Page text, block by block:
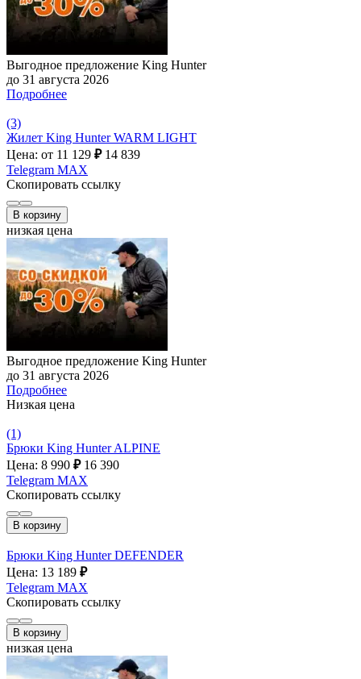
Выгодное предложение King Hunter
до 31 августа 2026
Подробнее
(3)
Жилет King Hunter WARM LIGHT
Цена: от 11 129 ₽ 14 839
Telegram MAX
Скопировать ссылку
В корзину
низкая цена
Выгодное предложение King Hunter
до 31 августа 2026
Подробнее
Низкая цена
(1)
Брюки King Hunter ALPINE
Цена: 8 990 ₽ 16 390
Telegram MAX
Скопировать ссылку
В корзину
Брюки King Hunter DEFENDER
Цена: 13 189 ₽
Telegram MAX
Скопировать ссылку
В корзину
низкая цена